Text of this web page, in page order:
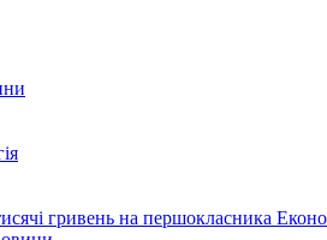
гривень на першокласника